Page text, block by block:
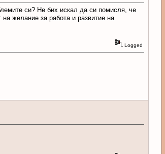
си? Не бих искал да си помисля, че
желание за работа и развитие на
Logged